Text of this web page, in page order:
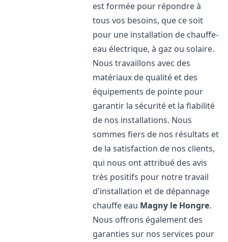
est formée pour répondre à
tous vos besoins, que ce soit
pour une installation de chauffe-
eau électrique, à gaz ou solaire.
Nous travaillons avec des
matériaux de qualité et des
équipements de pointe pour
garantir la sécurité et la fiabilité
de nos installations. Nous
sommes fiers de nos résultats et
de la satisfaction de nos clients,
qui nous ont attribué des avis
très positifs pour notre travail
d'installation et de dépannage
chauffe eau Magny le Hongre.
Nous offrons également des
garanties sur nos services pour